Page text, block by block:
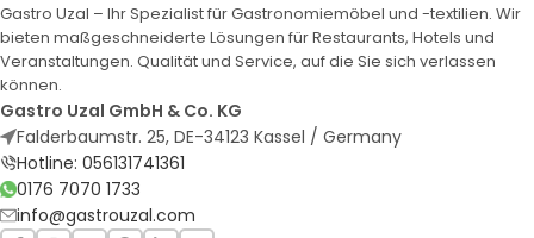
Gastro Uzal – Ihr Spezialist für Gastronomiemöbel und -textilien. Wir
bieten maßgeschneiderte Lösungen für Restaurants, Hotels und
Veranstaltungen. Qualität und Service, auf die Sie sich verlassen
können.
Gastro Uzal GmbH & Co. KG
Falderbaumstr. 25, DE-34123 Kassel / Germany
Hotline: 056131741361
0176 7070 1733
info@gastrouzal.com